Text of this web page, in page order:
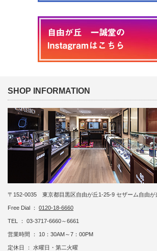
SHOP INFORMATION
〒152-0035 東京都目黒区自由が丘1-25-9 セザーム自由が
Free Dial ： 0120-18-6660
TEL ： 03-3717-6660～6661
営業時間 ： 10：30AM～7：00PM
定休日 ： 水曜日・第二火曜